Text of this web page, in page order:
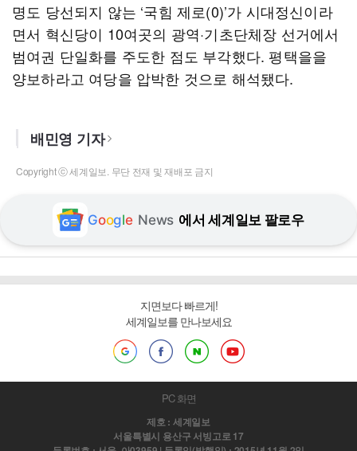
명도 당선되지 않는 ‘국힘 제로(0)’가 시대정신이라
면서 혁신당이 10여곳의 광역·기초단체장 선거에서
범여권 단일화를 주도한 점도 부각했다. 평택을을
양보하라고 여당을 압박한 것으로 해석됐다.
배민영 기자
Copyright ⓒ 세계일보. 무단 전재 및 재배포 금지
Google News 에서 세계일보 팔로우
지면보다 빠르게!
세계일보를 만나보세요
PC 화면
제호 : 세계일보
서울특별시 용산구 서빙고로 17